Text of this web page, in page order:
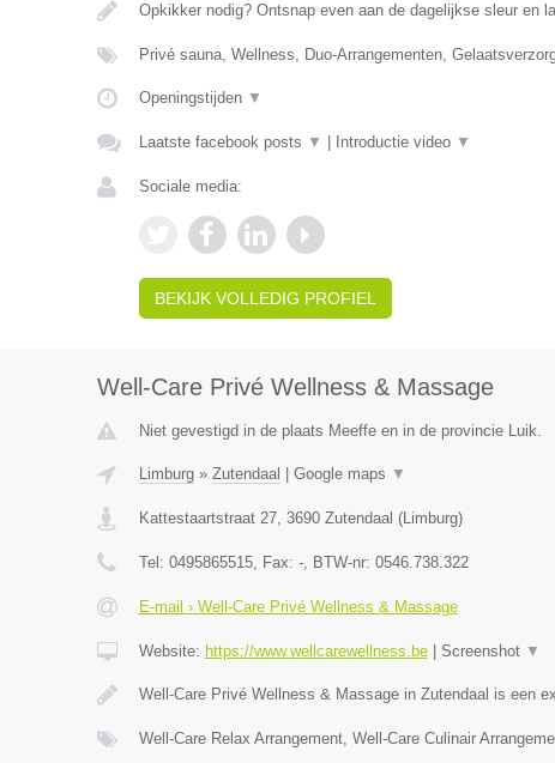
Opkikker nodig? Ontsnap even aan de dagelijkse sleur en
Privé sauna, Wellness, Duo-Arrangementen,
Openingstijden ▼
Laatste facebook posts ▼ Introductie video ▼
Sociale media:
BEKIJK VOLLEDIG PROFIEL
Well-Care Privé Wellness & Massage
Niet gevestigd in de plaats Meeffe en in de provincie Luik.
Limburg» Zutendaal Google maps ▼
Kattestaartstraat 27, 3690 Zutendaal (Limburg)
Tel: 0495865515, Fax: -, BTW-nr: 0546.738.322
E-mail › Well-Care Privé Wellness & Massage
Website: https://www.wellcarewellness.be| Screenshot ▼
Well-Care Privé Wellness & Massage in Zutendaal is een
Well-Care Relax Arrangement, Well-Care Culinair